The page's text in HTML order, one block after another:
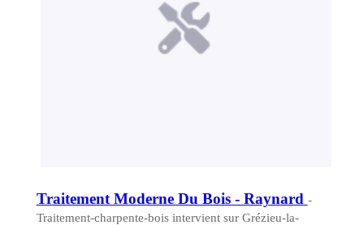
Traitement Moderne Du Bois - Raynard -
Traitement-charpente-bois intervient sur Grézieu-la-